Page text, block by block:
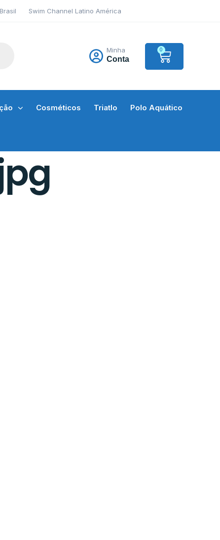
Swim Channel Latino América
Minha
Conta
0
Cosméticos Triatlo Polo Aquático